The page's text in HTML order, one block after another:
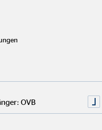
von personenbezogenen
OVB